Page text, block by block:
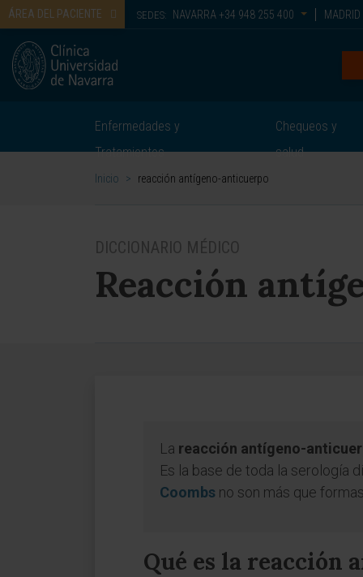
ÁREA DEL PACIENTE SEDES: NAVARRA +34 948 255 400 MADRID
Enfermedades y
Tratamientos
Chequeos y
salud
Inicio > reacción antígeno-anticuerpo
DICCIONARIO MÉDICO
Reacción
La reacción antígeno-
Es la base de toda la serología
Coombs no son más que
Qué es la reacción